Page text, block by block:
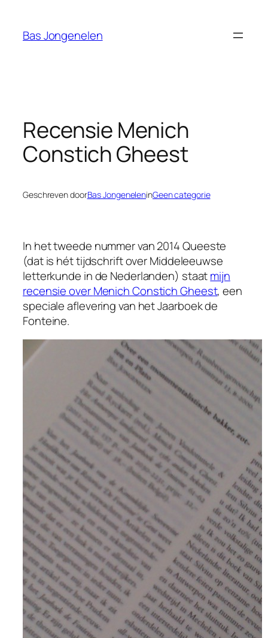
Bas Jongenelen
Recensie Menich
Constich Gheest
Geschreven doorBas JongeneleninGeen categorie
In het tweede nummer van 2014Queeste
(dat is hét tijdschrift over Middeleeuwse
letterkunde in de Nederlanden) staatmijn
recensie overMenich Constich Gheest, een
speciale aflevering van hetJaarboek de
Fonteine.